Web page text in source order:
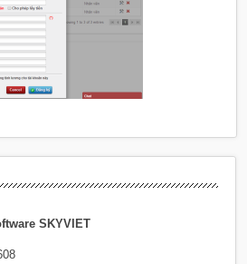
SKYVIET